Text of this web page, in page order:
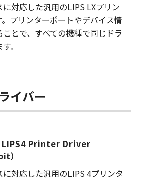
対応した汎用のLIPS LXプリン
プリンターポートやデバイス情
とで、すべての機種で同じドラ
。
イバー
Printer Driver
）
対応した汎用のLIPS 4プリンタ